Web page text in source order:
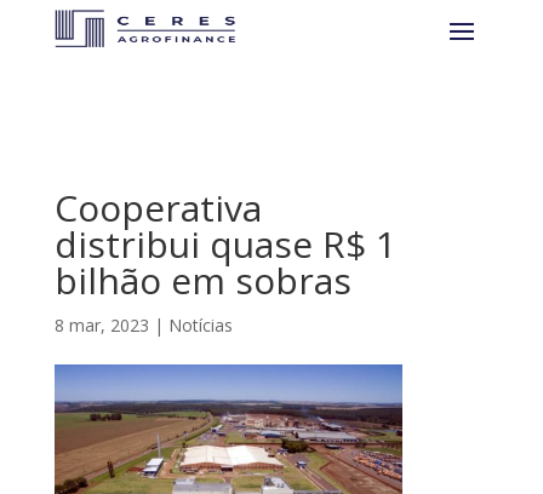
Cooperativa
distribui quase R$ 1
bilhão em sobras
8 mar, 2023 | Notícias